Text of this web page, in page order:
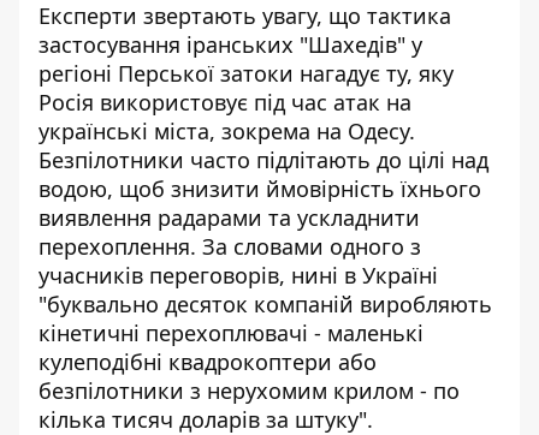
Експерти звертають увагу, що тактика
застосування іранських "Шахедів" у
регіоні Перської затоки нагадує ту, яку
Росія використовує під час атак на
українські міста, зокрема на Одесу.
Безпілотники часто підлітають до цілі над
водою, щоб знизити ймовірність їхнього
виявлення радарами та ускладнити
перехоплення. За словами одного з
учасників переговорів, нині в Україні
"буквально десяток компаній виробляють
кінетичні перехоплювачі - маленькі
кулеподібні квадрокоптери або
безпілотники з нерухомим крилом - по
кілька тисяч доларів за штуку".